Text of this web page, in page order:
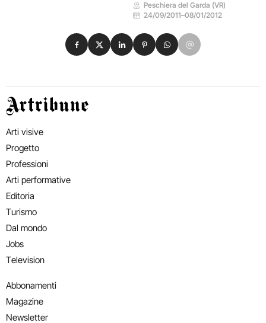
Peschiera del Garda (VR)
24/09/2011–08/01/2012
Condividi su Facebook
Condividi su X
Condividi su LinkedIn
Condividi su Pinterest
Condividi su WhatsApp
Condividi su Email
Artribune
Arti visive
Progetto
Professioni
Arti performative
Editoria
Turismo
Dal mondo
Jobs
Television
Abbonamenti
Magazine
Newsletter